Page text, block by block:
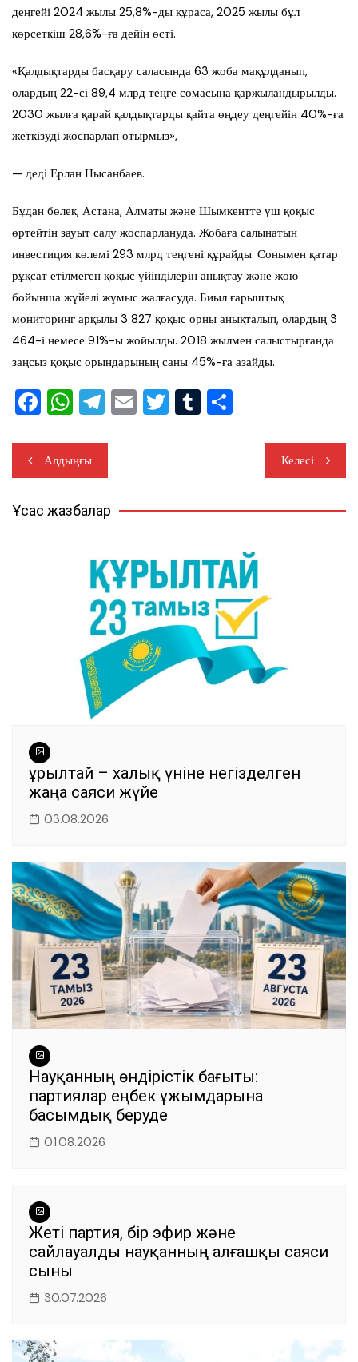
деңгейі 2024 жылы 25,8%-ды құраса, 2025 жылы бұл
көрсеткіш 28,6%-ға дейін өсті.
«Қалдықтарды басқару саласында 63 жоба мақұлданып,
олардың 22-сі 89,4 млрд теңге сомасына қаржыландырылды.
2030 жылға қарай қалдықтарды қайта өңдеу деңгейін 40%-ға
жеткізуді жоспарлап отырмыз»,
— деді Ерлан Нысанбаев.
Бұдан бөлек, Астана, Алматы және Шымкентте үш қоқыс
өртейтін зауыт салу жоспарлануда. Жобаға салынатын
инвестиция көлемі 293 млрд теңгені құрайды. Сонымен қатар
рұқсат етілмеген қоқыс үйінділерін анықтау және жою
бойынша жүйелі жұмыс жалғасуда. Биыл ғарыштық
мониторинг арқылы 3 827 қоқыс орны анықталып, олардың 3
464-і немесе 91%-ы жойылды. 2018 жылмен салыстырғанда
заңсыз қоқыс орындарының саны 45%-ға азайды.
F
c
e
b
W
at
s
A
T
e
gr
a
m
E T T
r
Жазба
навигациясы
Алдыңғы Келесі
Ұқсас жазбалар
Құрылтай – халық үніне негізделген
жаңа саяси жүйе
03.08.2026
Науқанның өндірістік бағыты:
партиялар еңбек ұжымдарына
басымдық беруде
01.08.2026
Жеті партия, бір эфир және
сайлауалды науқанның алғашқы саяси
сыны
30.07.2026